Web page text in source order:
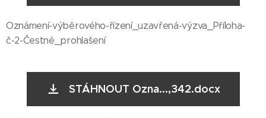
Oznámení-výběrového-řízení_uzavřená-výzva_Příloha-
č-2-Čestné_prohlašení
STÁHNOUT Ozna...,342.docx